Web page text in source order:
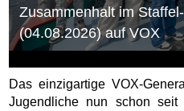
Zusammenhalt im
(04.08.2026) auf VOX
Das einzigartige VOX-
Jugendliche nun schon